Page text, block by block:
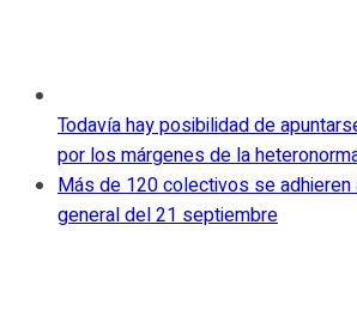
Todavía hay posibilidad de
por los márgenes de la
Más de 120 colectivos se adhieren
general del 21 septiembre